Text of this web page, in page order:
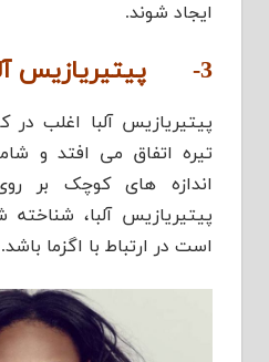
ایجاد شوند.
3- پیتیریازیس
پیتیریازیس آلبا اغلب در
تیره اتفاق می افتد و
اندازه های کوچک بر
پیتیریازیس آلبا،
است در ارتباط با اگزما باشد.